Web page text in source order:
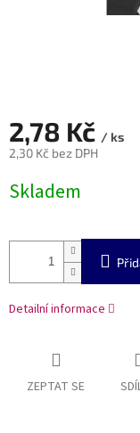
2,78 Kč / ks
2,30 Kč bez DPH
cena:
Skladem
Detailní informace
ZEPTAT SE